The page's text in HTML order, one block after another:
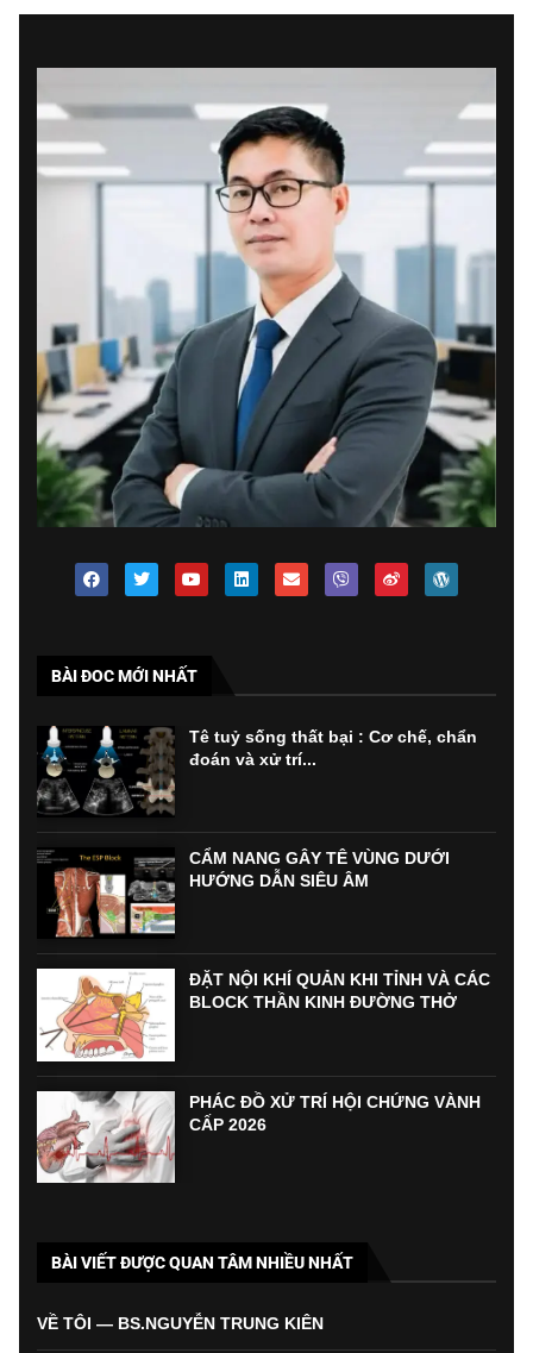
BÀI ĐOC MỚI NHẤT
Tê tuỷ sống thất bại : Cơ chế, chẩn
đoán và xử trí...
CẨM NANG GÂY TÊ VÙNG DƯỚI
HƯỚNG DẪN SIÊU ÂM
ĐẶT NỘI KHÍ QUẢN KHI TỈNH VÀ CÁC
BLOCK THẦN KINH ĐƯỜNG THỞ
PHÁC ĐỒ XỬ TRÍ HỘI CHỨNG VÀNH
CẤP 2026
BÀI VIẾT ĐƯỢC QUAN TÂM NHIỀU NHẤT
VỀ TÔI — BS.NGUYỄN TRUNG KIÊN